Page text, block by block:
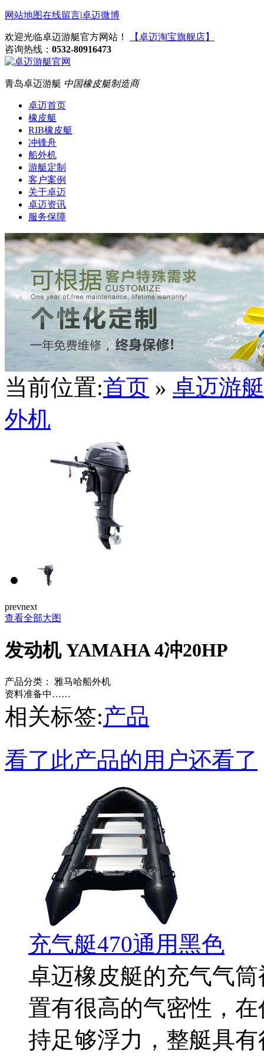
网站地图在线留言|卓迈微博
欢迎光临卓迈游艇官方网站！
【卓迈淘宝旗舰店】
咨询热线： 0532-80916473
青岛卓迈游艇 中国橡皮艇制造商
卓迈首页
橡皮艇
RIB橡皮艇
冲锋舟
船外机
游艇定制
客户案例
关于卓迈
卓迈资讯
服务保障
当前位置:首页 » 卓迈游
外机
prevnext
查看全部大图
发动机 YAMAHA 4冲20HP
产品分类： 雅马哈船外机
资料准备中……
相关标签:产品
看了此产品的用户还看了
充气艇470通用黑色
卓迈橡皮艇的充气气
置有很高的气密性，
持足够浮力，整艇具